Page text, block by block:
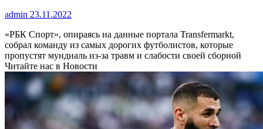
admin 23.11.2022
«РБК Спорт», опираясь на данные портала Transfermarkt,
собрал команду из самых дорогих футболистов, которые
пропустят мундиаль из-за травм и слабости своей сборной
Читайте нас в Новости